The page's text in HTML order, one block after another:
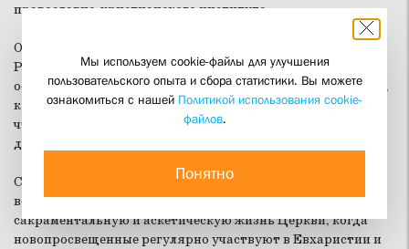
православно-христианского института.
Около 100 братьев и сестер из Москвы и других городов
России и СНГ более полутора лет проходили подготовку к
осмысленному и полному участию в церковных таинствах,
к ответственному вхождению в церковную жизнь, к тому,
чтобы служить Богу и Церкви всеми силами и
дарованиями.
Со Светлой седмицы для них начался новый этап на пути
воцерковления -- таинствоводство, т. е. вхождение в
сакраментальную и аскетическую жизнь Церкви, когда
новопросвещенные регулярно участвуют в Евхаристии и
Мы используем cookie-файлы для улучшения
пользовательского опыта и сбора статистики. Вы можете
ознакомиться с нашей Политикой использования cookie-
файлов.
Понятно